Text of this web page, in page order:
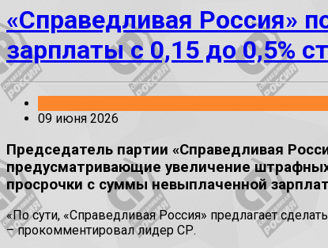
«Справедливая Россия»
зарплаты с 0,15 до 0,5%
09 июня 2026
Председатель партии «Справедливая
предусматривающие увеличение
просрочки с суммы невыплаченной
«По сути, «Справедливая Россия» предлагает
– прокомментировал лидер СР.